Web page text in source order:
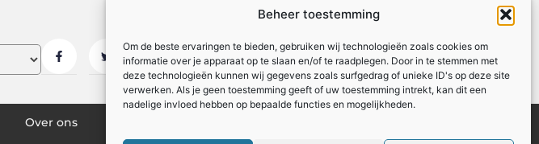
Beheer toestemming
Om de beste ervaringen te bieden, gebruiken wij technologieën zoals cookies om
informatie over je apparaat op te slaan en/of te raadplegen. Door in te stemmen met
deze technologieën kunnen wij gegevens zoals surfgedrag of unieke ID's op deze site
verwerken. Als je geen toestemming geeft of uw toestemming intrekt, kan dit een
nadelige invloed hebben op bepaalde functies en mogelijkheden.
Over ons